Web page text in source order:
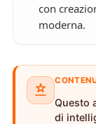
con
moderna.
Questo
di